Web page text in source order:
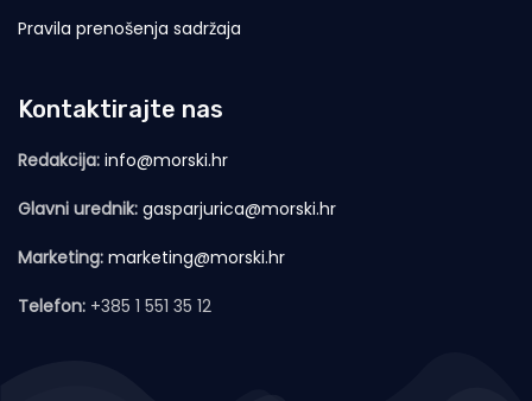
Pravila prenošenja sadržaja
Kontaktirajte nas
Redakcija: info@morski.hr
Glavni urednik: gasparjurica@morski.hr
Marketing: marketing@morski.hr
Telefon: +385 1 551 35 12